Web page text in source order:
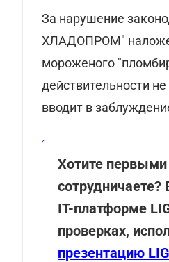
За нарушение
ХЛАДОПРОМ"
мороженого
действительности
вводит в
Хотите первыми
ІТ-платформе
проверках,
презентацию